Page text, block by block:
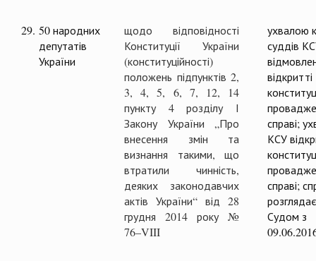
29. 50 народних
депутатів
України
щодо відповідності
Конституції України
(конституційності)
положень підпунктів 2,
3, 4, 5, 6, 7, 12, 14
пункту 4 розділу І
Закону України „Про
внесення змін та
визнання такими, що
втратили чинність,
деяких законодавчих
актів України“ від 28
грудня 2014 року №
76–VIII
ухвалою
суддів
відкритті
справі;
КСУ
справі;
Судом з